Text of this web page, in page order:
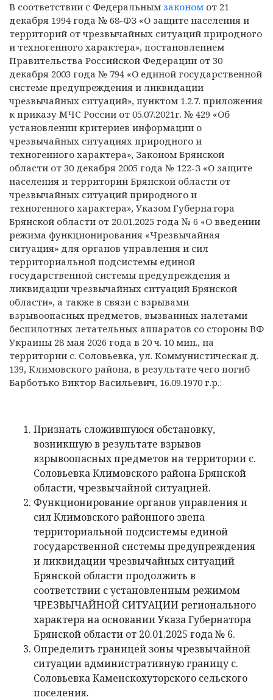
В соответствии с Федеральным законом от 21
декабря 1994 года № 68-ФЗ «О защите населения и
территорий от чрезвычайных ситуаций природного
и техногенного характера», постановлением
Правительства Российской Федерации от 30
декабря 2003 года № 794 «О единой государственной
системе предупреждения и ликвидации
чрезвычайных ситуаций», пунктом 1.2.7. приложения
к приказу МЧС России от 05.07.2021г. № 429 «Об
установлении критериев информации о
чрезвычайных ситуациях природного и
техногенного характера», Законом Брянской
области от 30 декабря 2005 года № 122-З «О защите
населения и территорий Брянской области от
чрезвычайных ситуаций природного и
техногенного характера», Указом Губернатора
Брянской области от 20.01.2025 года № 6 «О введении
режима функционирования «Чрезвычайная
ситуация» для органов управления и сил
территориальной подсистемы единой
государственной системы предупреждения и
ликвидации чрезвычайных ситуаций Брянской
области», а также в связи с взрывами
взрывоопасных предметов, вызванных налетами
беспилотных летательных аппаратов со стороны ВФ
Украины 28 мая 2026 года в 20 ч. 10 мин., на
территории с. Соловьевка, ул. Коммунистическая д.
139, Климовского района, в результате чего погиб
Барботько Виктор Васильевич, 16.09.1970 г.р.:
Признать сложившуюся обстановку,
возникшую в результате взрывов
взрывоопасных предметов на территории с.
Соловьевка Климовского района Брянской
области, чрезвычайной ситуацией.
Функционирование органов управления и
сил Климовского районного звена
территориальной подсистемы единой
государственной системы предупреждения
и ликвидации чрезвычайных ситуаций
Брянской области продолжить в
соответствии с установленным режимом
ЧРЕЗВЫЧАЙНОЙ СИТУАЦИИ регионального
характера на основании Указа Губернатора
Брянской области от 20.01.2025 года № 6.
Определить границей зоны чрезвычайной
ситуации административную границу с.
Соловьевка Каменскохуторского сельского
поселения.